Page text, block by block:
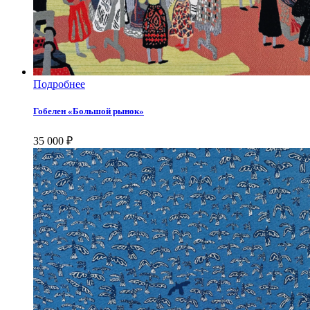
Подробнее
Гобелен «Большой рынок»
35 000 ₽